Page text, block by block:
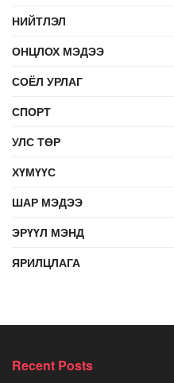
НИЙТЛЭЛ
ОНЦЛОХ МЭДЭЭ
СОЁЛ УРЛАГ
СПОРТ
УЛС ТӨР
ХҮМҮҮС
ШАР МЭДЭЭ
ЭРҮҮЛ МЭНД
ЯРИЛЦЛАГА
Recent Posts